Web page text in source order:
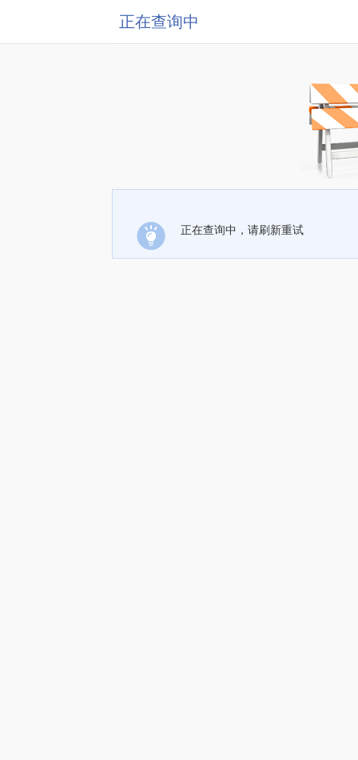
正在查询中
正在查询中，请刷新重试